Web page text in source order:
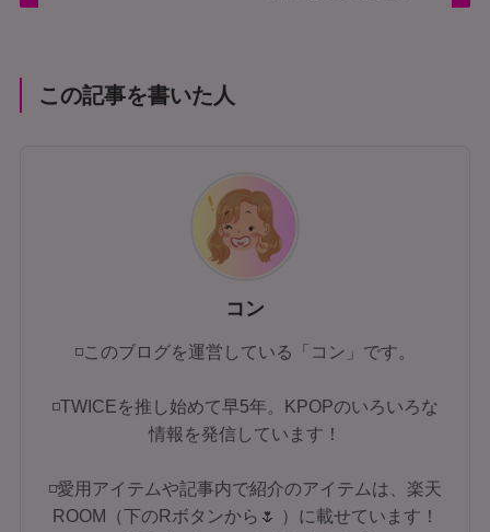
この記事を書いた人
コン
◽このブログを運営している「コン」です。
◽TWICEを推し始めて早5年。KPOPのいろいろな
情報を発信しています！
◽愛用アイテムや記事内で紹介のアイテムは、楽天
ROOM（下のRボタンから🌷 ）に載せています！